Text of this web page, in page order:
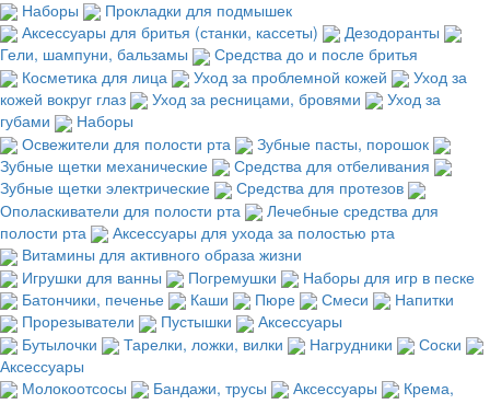
Наборы
Прокладки для подмышек
Аксессуары для бритья (станки, кассеты)
Дезодоранты
Гели, шампуни, бальзамы
Средства до и после бритья
Косметика для лица
Уход за проблемной кожей
Уход за
кожей вокруг глаз
Уход за ресницами, бровями
Уход за
губами
Наборы
Освежители для полости рта
Зубные пасты, порошок
Зубные щетки механические
Средства для отбеливания
Зубные щетки электрические
Средства для протезов
Ополаскиватели для полости рта
Лечебные средства для
полости рта
Аксессуары для ухода за полостью рта
Витамины для активного образа жизни
Игрушки для ванны
Погремушки
Наборы для игр в песке
Батончики, печенье
Каши Пюре Смеси
Напитки
Прорезыватели
Пустышки
Аксессуары
Бутылочки
Тарелки, ложки, вилки Нагрудники
Соски
Аксессуары
Молокоотсосы
Бандажи, трусы Аксессуары
Крема,